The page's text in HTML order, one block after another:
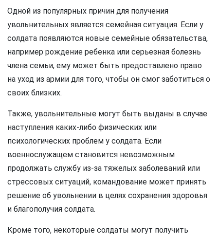
Одной из популярных причин для получения
увольнительных является семейная ситуация. Если у
солдата появляются новые семейные обязательства,
например рождение ребенка или серьезная болезнь
члена семьи, ему может быть предоставлено право
на уход из армии для того, чтобы он смог заботиться о
своих близких.
Также, увольнительные могут быть выданы в случае
наступления каких-либо физических или
психологических проблем у солдата. Если
военнослужащем становится невозможным
продолжать службу из-за тяжелых заболеваний или
стрессовых ситуаций, командование может принять
решение об увольнении в целях сохранения здоровья
и благополучия солдата.
Кроме того, некоторые солдаты могут получить